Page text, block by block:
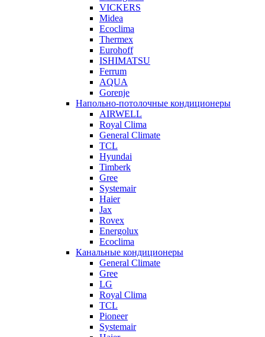
VICKERS
Midea
Ecoclima
Thermex
Eurohoff
ISHIMATSU
Ferrum
AQUA
Gorenje
Напольно-потолочные кондиционеры
AIRWELL
Royal Clima
General Climate
TCL
Hyundai
Timberk
Gree
Systemair
Haier
Jax
Rovex
Energolux
Ecoclima
Канальные кондиционеры
General Climate
Gree
LG
Royal Clima
TCL
Pioneer
Systemair